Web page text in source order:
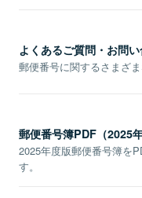
よくあるご質問・お問
郵便番号に関するさまざ
郵便番号簿PDF（2025年
2025年度版郵便番号簿を
す。